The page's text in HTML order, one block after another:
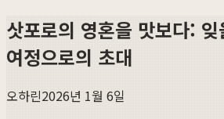
삿포로의 영혼을 맛보다:
여정으로의 초대
오하린2026년 1월 6일